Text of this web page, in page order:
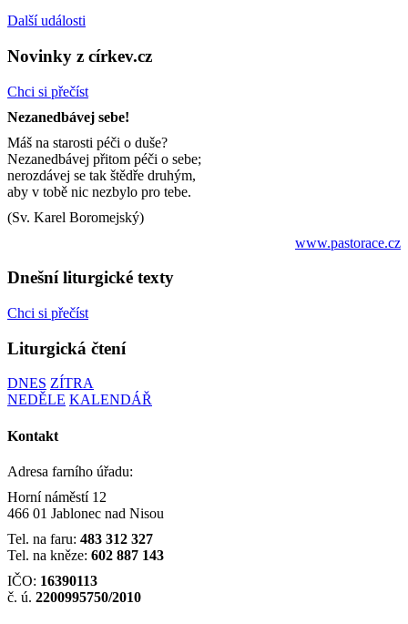
Další události
Novinky z církev.cz
Chci si přečíst
Nezanedbávej sebe!
Máš na starosti péči o duše?
Nezanedbávej přitom péči o sebe;
nerozdávej se tak štědře druhým,
aby v tobě nic nezbylo pro tebe.
(Sv. Karel Boromejský)
www.pastorace.cz
Dnešní liturgické texty
Chci si přečíst
Liturgická čtení
DNES ZÍTRA
NEDĚLE KALENDÁŘ
Kontakt
Adresa farního úřadu:
Horní náměstí 12
466 01 Jablonec nad Nisou
Tel. na faru: 483 312 327
Tel. na kněze: 602 887 143
IČO: 16390113
č. ú. 2200995750/2010